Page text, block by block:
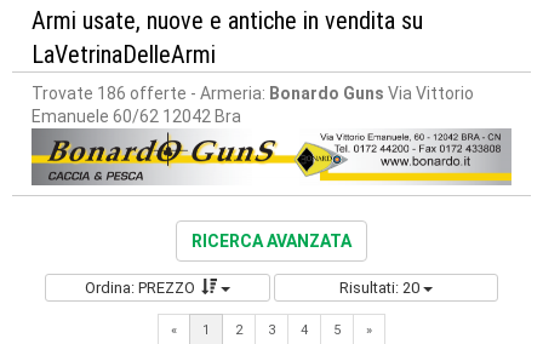
Armi usate, nuove e antiche in vendita su
LaVetrinaDelleArmi
Trovate 186 offerte - Armeria: Bonardo Guns Via Vittorio
Emanuele 60/62 12042 Bra
RICERCA AVANZATA
Ordina: PREZZO Risultati: 20
« 1 2 3 4 5 »Next